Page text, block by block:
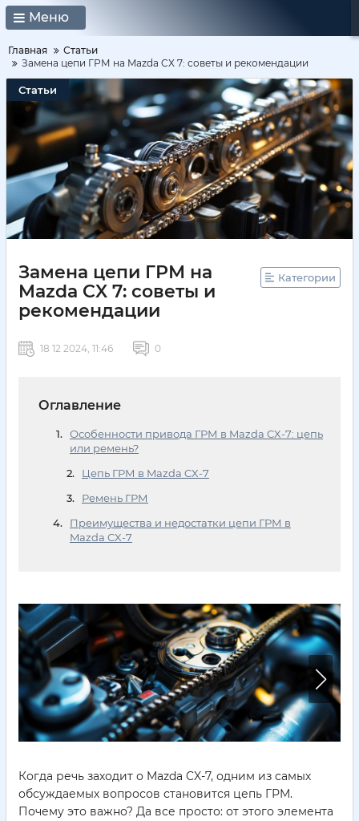
Меню
Главная
Статьи
Замена цепи ГРМ на Mazda CX 7: советы и рекомендации
Статьи
Замена цепи ГРМ на
Mazda CX 7: советы и
рекомендации
Категории
18 12 2024, 11:46 0
Оглавление
Особенности привода ГРМ в Mazda CX-7: цепь
или ремень?
Цепь ГРМ в Mazda CX-7
Ремень ГРМ
Преимущества и недостатки цепи ГРМ в
Mazda CX-7
Когда речь заходит о Mazda CX-7, одним из самых
обсуждаемых вопросов становится цепь ГРМ.
Почему это важно? Да все просто: от этого элемента